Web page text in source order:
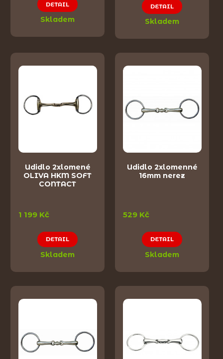
DETAIL
Skladem
DETAIL
Skladem
Udidlo 2xlomené
OLIVA HKM SOFT
CONTACT
1 199 Kč
DETAIL
Skladem
Udidlo 2xlomenné
16mm nerez
529 Kč
DETAIL
Skladem